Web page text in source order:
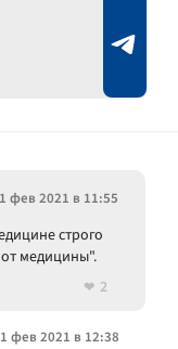
фев 2021 в 11:55
строго
медицины".
2
фев 2021 в 12:38